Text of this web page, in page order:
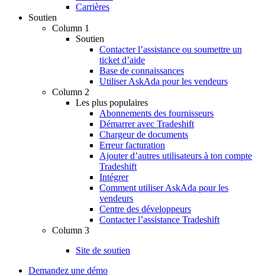
Carrières
Soutien
Column 1
Soutien
Contacter l’assistance ou soumettre un
ticket d’aide
Base de connaissances
Utiliser AskAda pour les vendeurs
Column 2
Les plus populaires
Abonnements des fournisseurs
Démarrer avec Tradeshift
Chargeur de documents
Erreur facturation
Ajouter d’autres utilisateurs à ton compte
Tradeshift
Intégrer
Comment utiliser AskAda pour les
vendeurs
Centre des développeurs
Contacter l’assistance Tradeshift
Column 3
Site de soutien
Demandez une démo